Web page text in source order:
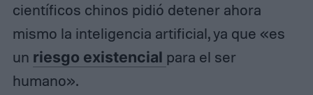
científicos chinos pidió detener ahora
mismo la inteligencia artificial, ya que «es
un riesgo existencial para el ser
humano».